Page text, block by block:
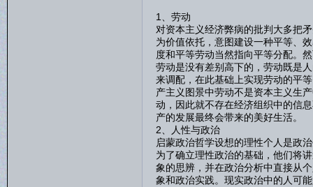
1、劳动
对资本主义经济弊病的批判大多把
为价值依托，意图建设一种平等、
度和平等劳动当然指向平等分配。
劳动是没有差别高下的，劳动既是
来调配，在此基础上实现劳动的平
产主义图景中劳动不是资本主义生
动，因此就不存在经济组织中的信
产的发展最终会带来的美好生活。
2、人性与政治
启蒙政治哲学设想的理性个人是政
为了确立理性政治的基础，他们将
象的思辨，并在政治分析中直接从
象和政治实践。现实政治中的人可